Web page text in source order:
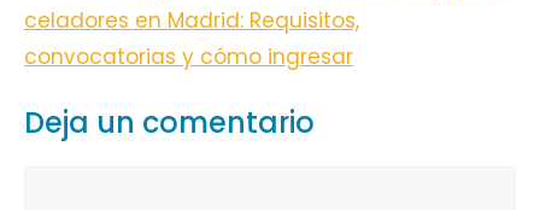
celadores en Madrid: Requisitos,
convocatorias y cómo ingresar
Deja un comentario